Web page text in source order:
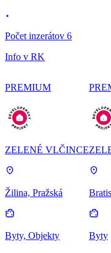
Počet inzerátov 6
Info v RK
PREMIUM
ZELENÉ VLČINCE
Žilina, Pražská
Byty, Objekty Byty